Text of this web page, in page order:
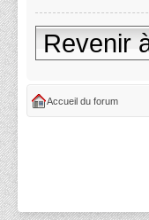
Revenir
Accueil du forum